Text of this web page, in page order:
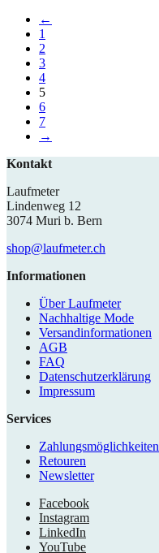
←
1
2
3
4
5
6
7
→
Kontakt
Laufmeter
Lindenweg 12
3074 Muri b. Bern
shop@laufmeter.ch
Informationen
Über Laufmeter
Nachhaltige Mode
Versandinformationen
AGB
FAQ
Datenschutzerklärung
Impressum
Services
Zahlungsmöglichkeiten
Retouren
Newsletter
Facebook
Instagram
LinkedIn
YouTube